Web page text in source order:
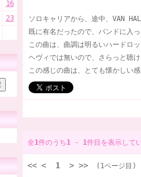
16
23
ソロキャリアから、途中、VAN
既に有名だったので、バンドに入
この曲は、曲調は明るいハードロ
ヘヴィでは無いので、さらっと聴
この感じの曲は、とても懐かしい
全1件のうち1 - 1件目を表示して
<< < 1 > >> (1ページ目)